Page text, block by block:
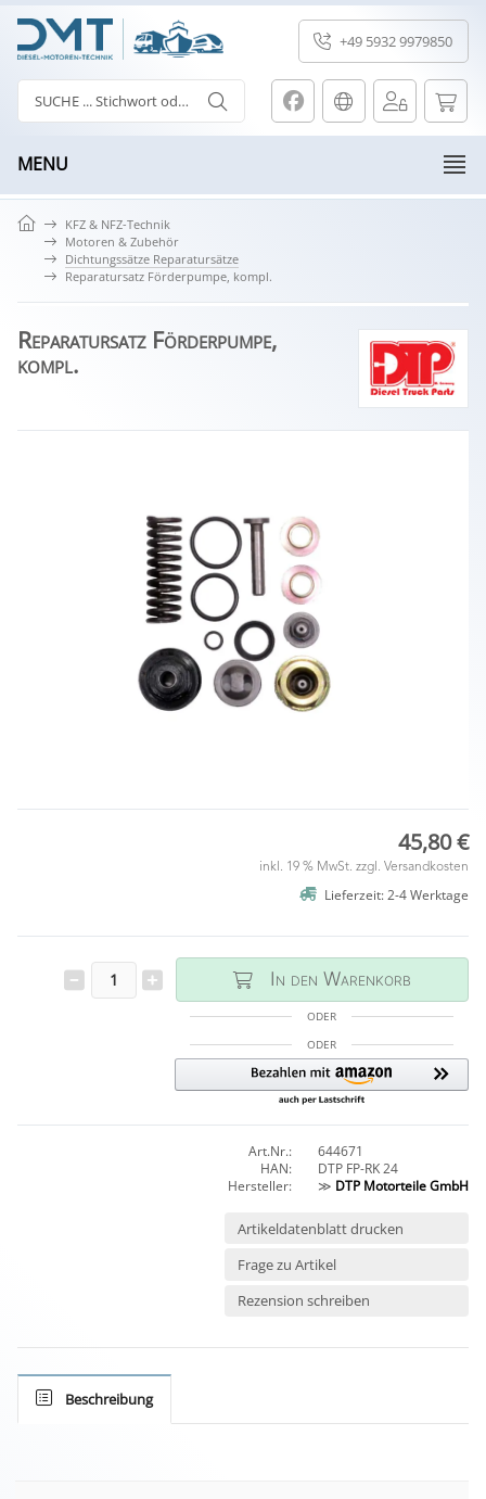
+49 5932 9979850
MENU
KFZ & NFZ-Technik
Motoren & Zubehör
Dichtungssätze Reparatursätze
Reparatursatz Förderpumpe, kompl.
Reparatursatz Förderpumpe,
kompl.
45,80 €
inkl. 19 % MwSt. zzgl. Versandkosten
Lieferzeit: 2-4 Werktage
In den Warenkorb
ODER
ODER
Art.Nr.:
644671
HAN:
DTP FP-RK 24
Hersteller:
≫ DTP Motorteile GmbH
Artikeldatenblatt drucken
Frage zu Artikel
Rezension schreiben
Beschreibung